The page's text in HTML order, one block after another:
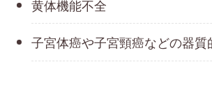
黄体機能不全
子宮体癌や子宮頸癌などの器質